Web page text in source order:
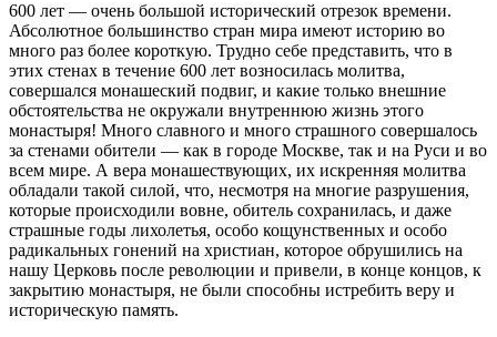
600 лет — очень большой исторический отрезок времени.
Абсолютное большинство стран мира имеют историю во
много раз более короткую. Трудно себе представить, что в
этих стенах в течение 600 лет возносилась молитва,
совершался монашеский подвиг, и какие только внешние
обстоятельства не окружали внутреннюю жизнь этого
монастыря! Много славного и много страшного совершалось
за стенами обители — как в городе Москве, так и на Руси и во
всем мире. А вера монашествующих, их искренняя молитва
обладали такой силой, что, несмотря на многие разрушения,
которые происходили вовне, обитель сохранилась, и даже
страшные годы лихолетья, особо кощунственных и особо
радикальных гонений на христиан, которое обрушились на
нашу Церковь после революции и привели, в конце концов, к
закрытию монастыря, не были способны истребить веру и
историческую память.